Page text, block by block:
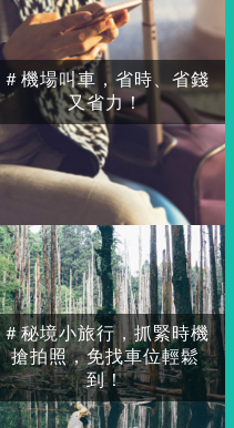
＃秘境小旅行，抓緊時機
搶拍照，免找車位輕鬆
到！
＃機場叫車，省時、省錢
又省力！